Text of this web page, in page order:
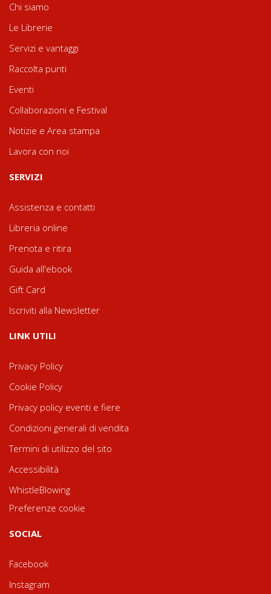
Chi siamo
Le Librerie
Servizi e vantaggi
Raccolta punti
Eventi
Collaborazioni e Festival
Notizie e Area stampa
Lavora con noi
SERVIZI
Assistenza e contatti
Libreria online
Prenota e ritira
Guida all'ebook
Gift Card
Iscriviti alla Newsletter
LINK UTILI
Privacy Policy
Cookie Policy
Privacy policy eventi e fiere
Condizioni generali di vendita
Termini di utilizzo del sito
Accessibilità
WhistleBlowing
Preferenze cookie
SOCIAL
Facebook
Instagram